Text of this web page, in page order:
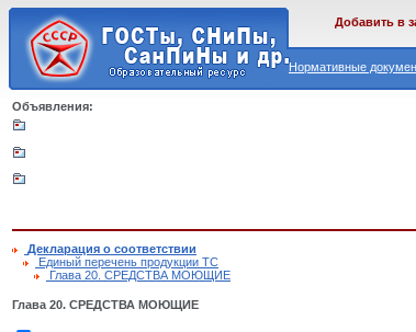
Нормативные
Добавить в
Объявления:
Декларация о соответствии
Единый перечень продукции ТС
Глава 20. СРЕДСТВА МОЮЩИЕ
Глава 20. СРЕДСТВА МОЮЩИЕ